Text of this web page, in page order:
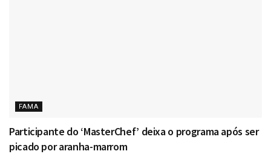
FAMA
Participante do ‘MasterChef’ deixa o programa após ser
picado por aranha-marrom